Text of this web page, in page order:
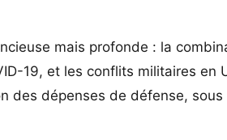
mais profonde : la
19, et les conflits militaires en
des dépenses de défense,